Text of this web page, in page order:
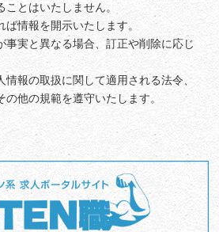
とはいたしません。
情報を開示いたします。
事実と異なる場合、訂正や削除に応じ
情報の取扱に関して適用される法令、
の他の規範を遵守いたします。